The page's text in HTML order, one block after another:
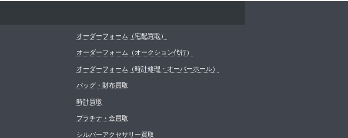
オーダーフォーム（宅配買取）
オーダーフォーム（オークション代行）
オーダーフォーム（時計修理・オーバーホール）
バッグ・財布買取
時計買取
プラチナ・金買取
シルバーアクセサリー買取